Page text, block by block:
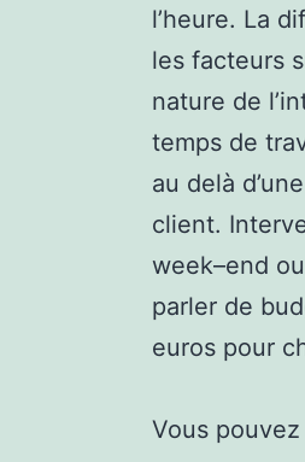
l’heure. La
les facteurs
nature de
temps de
au delà
client.
week–end
parler de
euros pour
Vous